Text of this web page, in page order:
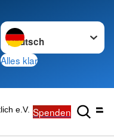
Sprache wechseln zu
Alles klar
e.V. Spenden